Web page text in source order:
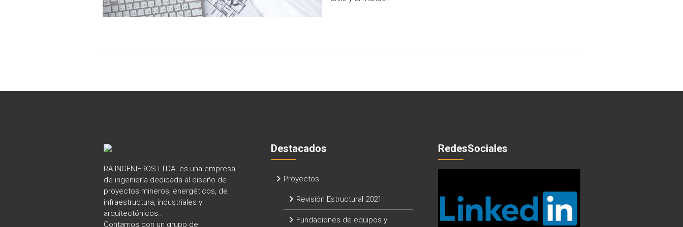
RA INGENIEROS LTDA. es una empresa
de ingeniería dedicada al diseño de
proyectos mineros, energéticos, de
infraestructura, industriales y
arquitectónicos..
Contamos con un grupo de
Destacados
Proyectos
Revisión Estructural 2021
Fundaciones de equipos y
RedesSociales